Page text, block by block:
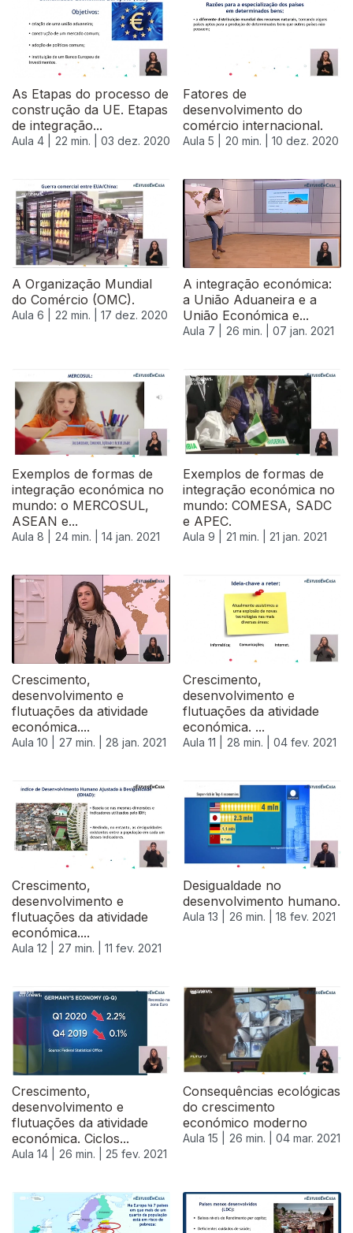
As Etapas do processo de
construção da UE. Etapas
de integração...
Aula 4 | 22 min. | 03 dez. 2020
Fatores de
desenvolvimento do
comércio internacional.
Aula 5 | 20 min. | 10 dez. 2020
A Organização Mundial
do Comércio (OMC).
Aula 6 | 22 min. | 17 dez. 2020
A integração económica:
a União Aduaneira e a
União Económica e...
Aula 7 | 26 min. | 07 jan. 2021
Exemplos de formas de
integração económica no
mundo: o MERCOSUL,
ASEAN e...
Aula 8 | 24 min. | 14 jan. 2021
Exemplos de formas de
integração económica no
mundo: COMESA, SADC
e APEC.
Aula 9 | 21 min. | 21 jan. 2021
Crescimento,
desenvolvimento e
flutuações da atividade
económica....
Aula 10 | 27 min. | 28 jan. 2021
Crescimento,
desenvolvimento e
flutuações da atividade
económica. ...
Aula 11 | 28 min. | 04 fev. 2021
522191
Crescimento,
desenvolvimento e
flutuações da atividade
económica....
Aula 12 | 27 min. | 11 fev. 2021
Desigualdade no
desenvolvimento humano.
Aula 13 | 26 min. | 18 fev. 2021
Crescimento,
desenvolvimento e
flutuações da atividade
económica. Ciclos...
Aula 14 | 26 min. | 25 fev. 2021
Consequências ecológicas
do crescimento
económico moderno
Aula 15 | 26 min. | 04 mar. 2021